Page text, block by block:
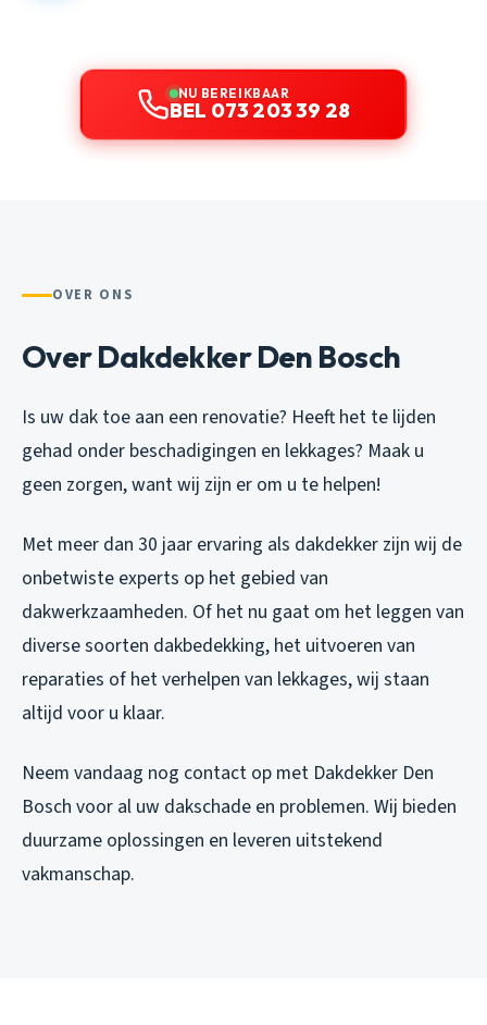
NU BEREIKBAAR
BEL 073 203 39 28
OVER ONS
Over Dakdekker Den Bosch
Is uw dak toe aan een renovatie? Heeft het te lijden
gehad onder beschadigingen en lekkages? Maak u
geen zorgen, want wij zijn er om u te helpen!
Met meer dan 30 jaar ervaring als dakdekker zijn wij de
onbetwiste experts op het gebied van
dakwerkzaamheden. Of het nu gaat om het leggen van
diverse soorten dakbedekking, het uitvoeren van
reparaties of het verhelpen van lekkages, wij staan
altijd voor u klaar.
Neem vandaag nog contact op met Dakdekker Den
Bosch voor al uw dakschade en problemen. Wij bieden
duurzame oplossingen en leveren uitstekend
vakmanschap.